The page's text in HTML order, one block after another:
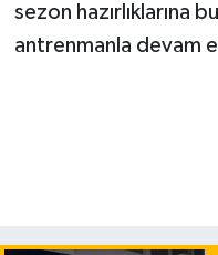
sezon hazırlıklarına
antrenmanla devam